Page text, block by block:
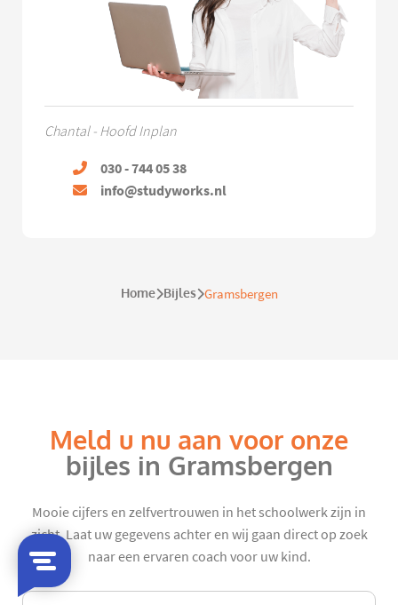
Chantal - Hoofd Inplan
030 - 744 05 38
info@studyworks.nl
Home Bijles Gramsbergen
Meld u nu aan voor onze
bijles in Gramsbergen
Mooie cijfers en zelfvertrouwen in het schoolwerk zijn in
zicht. Laat uw gegevens achter en wij gaan direct op zoek
naar een ervaren coach voor uw kind.